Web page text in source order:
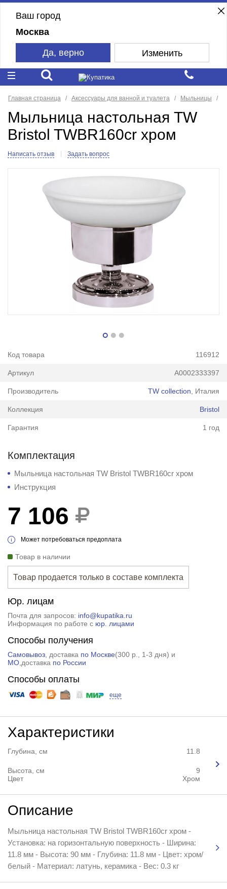
Ваш город
Москва
Да, верно Изменить
Главная страница Аксессуары для ванной и туалета Мыльницы
Мыльница настольная TW
Bristol TWBR160cr хром
Написать отзыв Задать вопрос
Код товара 116912
Артикул А0002333397
Производитель TW collection , Италия
Коллекция Bristol
Гарантия 1 год
Комплектация
Мыльница настольная TW Bristol TWBR160cr хром
Инструкция
7 106
Может потребоваться предоплата
Товар в наличии
Товар продается только в составе комплекта
Юр. лицам
Почта для запросов: info@kupatika.ru
Информация по работе с юр. лицами
Способы получения
Самовывоз, доставка по Москве(300 р.
, 1-3 дня) и
МО,доставка по России
Способы оплаты
еще
Характеристики
Глубина, см 11.8
Высота, см
9
Цвет
Хром
Описание
Мыльница настольная TW Bristol TWBR160cr хром -
Установка: на горизонтальную поверхность - Ширина:
11.8 мм - Высота: 90 мм - Глубина: 11.8 мм - Цвет: хром/
белый - Материал: латунь, керамика - Вес: 0.3 кг